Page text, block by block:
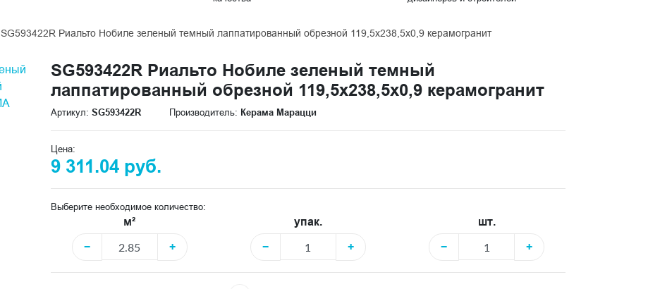
SG593422R Риальто Нобиле зеленый темный лаппатированный обрезной 119,5x238,5x0,9 керамогранит
SG593422R Риальто Нобиле зеленый темный
лаппатированный обрезной 119,5x238,5x0,9 керамогранит
Артикул: SG593422R Производитель: Керама Марацци
Цена:
9 311.04 руб.
Выберите необходимое количество:
м²
−
+
упак.
−
+
шт.
−
+